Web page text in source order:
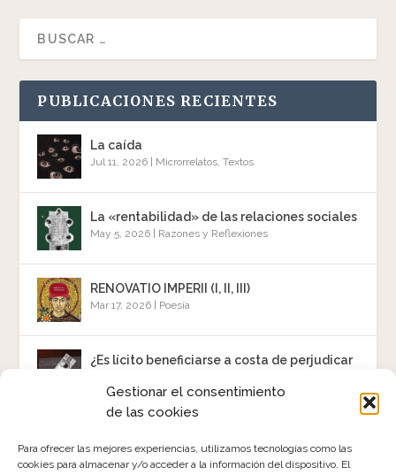
Gestionar el consentimiento
de las cookies
Para ofrecer las mejores experiencias, utilizamos tecnologías como las
cookies para almacenar y/o acceder a la información del dispositivo. El
PUBLICACIONES RECIENTES
La caída
Jul 11, 2026 Microrrelatos,Textos
La «rentabilidad» de las relaciones sociales
May 5, 2026 Razones y Reflexiones
RENOVATIO IMPERII (I, II, III)
Mar 17, 2026 Poesía
¿Es lícito beneficiarse a costa de perjudicar
Jun 1, 2025|Razones y Reflexiones,Textos
Mar 14, 2025|Poesía